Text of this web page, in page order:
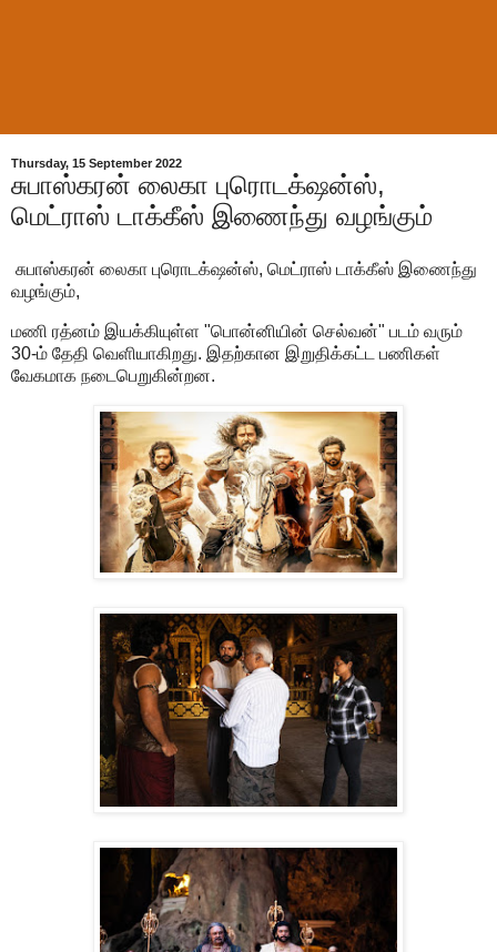
Thursday, 15 September 2022
சுபாஸ்கரன் லைகா புரொடக்‌ஷன்ஸ்,
மெட்ராஸ் டாக்கீஸ் இணைந்து வழங்கும்
சுபாஸ்கரன் லைகா புரொடக்‌ஷன்ஸ், மெட்ராஸ் டாக்கீஸ் இணைந்து
வழங்கும்,
மணி ரத்னம் இயக்கியுள்ள "பொன்னியின் செல்வன்" படம் வரும்
30-ம் தேதி வெளியாகிறது. இதற்கான இறுதிக்கட்ட பணிகள்
வேகமாக நடைபெறுகின்றன.